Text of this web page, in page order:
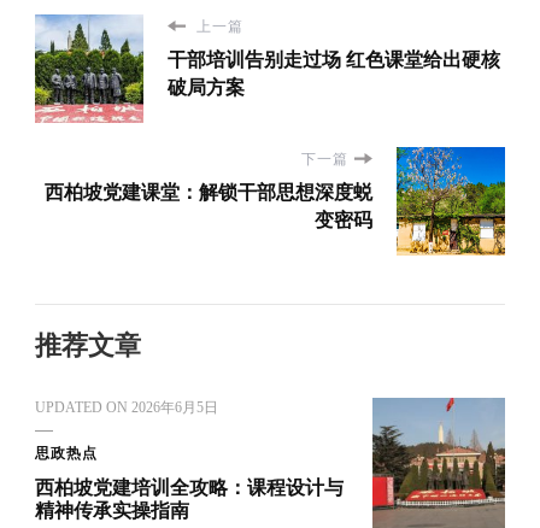
上一篇
干部培训告别走过场 红色课堂给出硬核
破局方案
下一篇
西柏坡党建课堂：解锁干部思想深度蜕
变密码
推荐文章
UPDATED ON 2026年6月5日
思政热点
西柏坡党建培训全攻略：课程设计与
精神传承实操指南